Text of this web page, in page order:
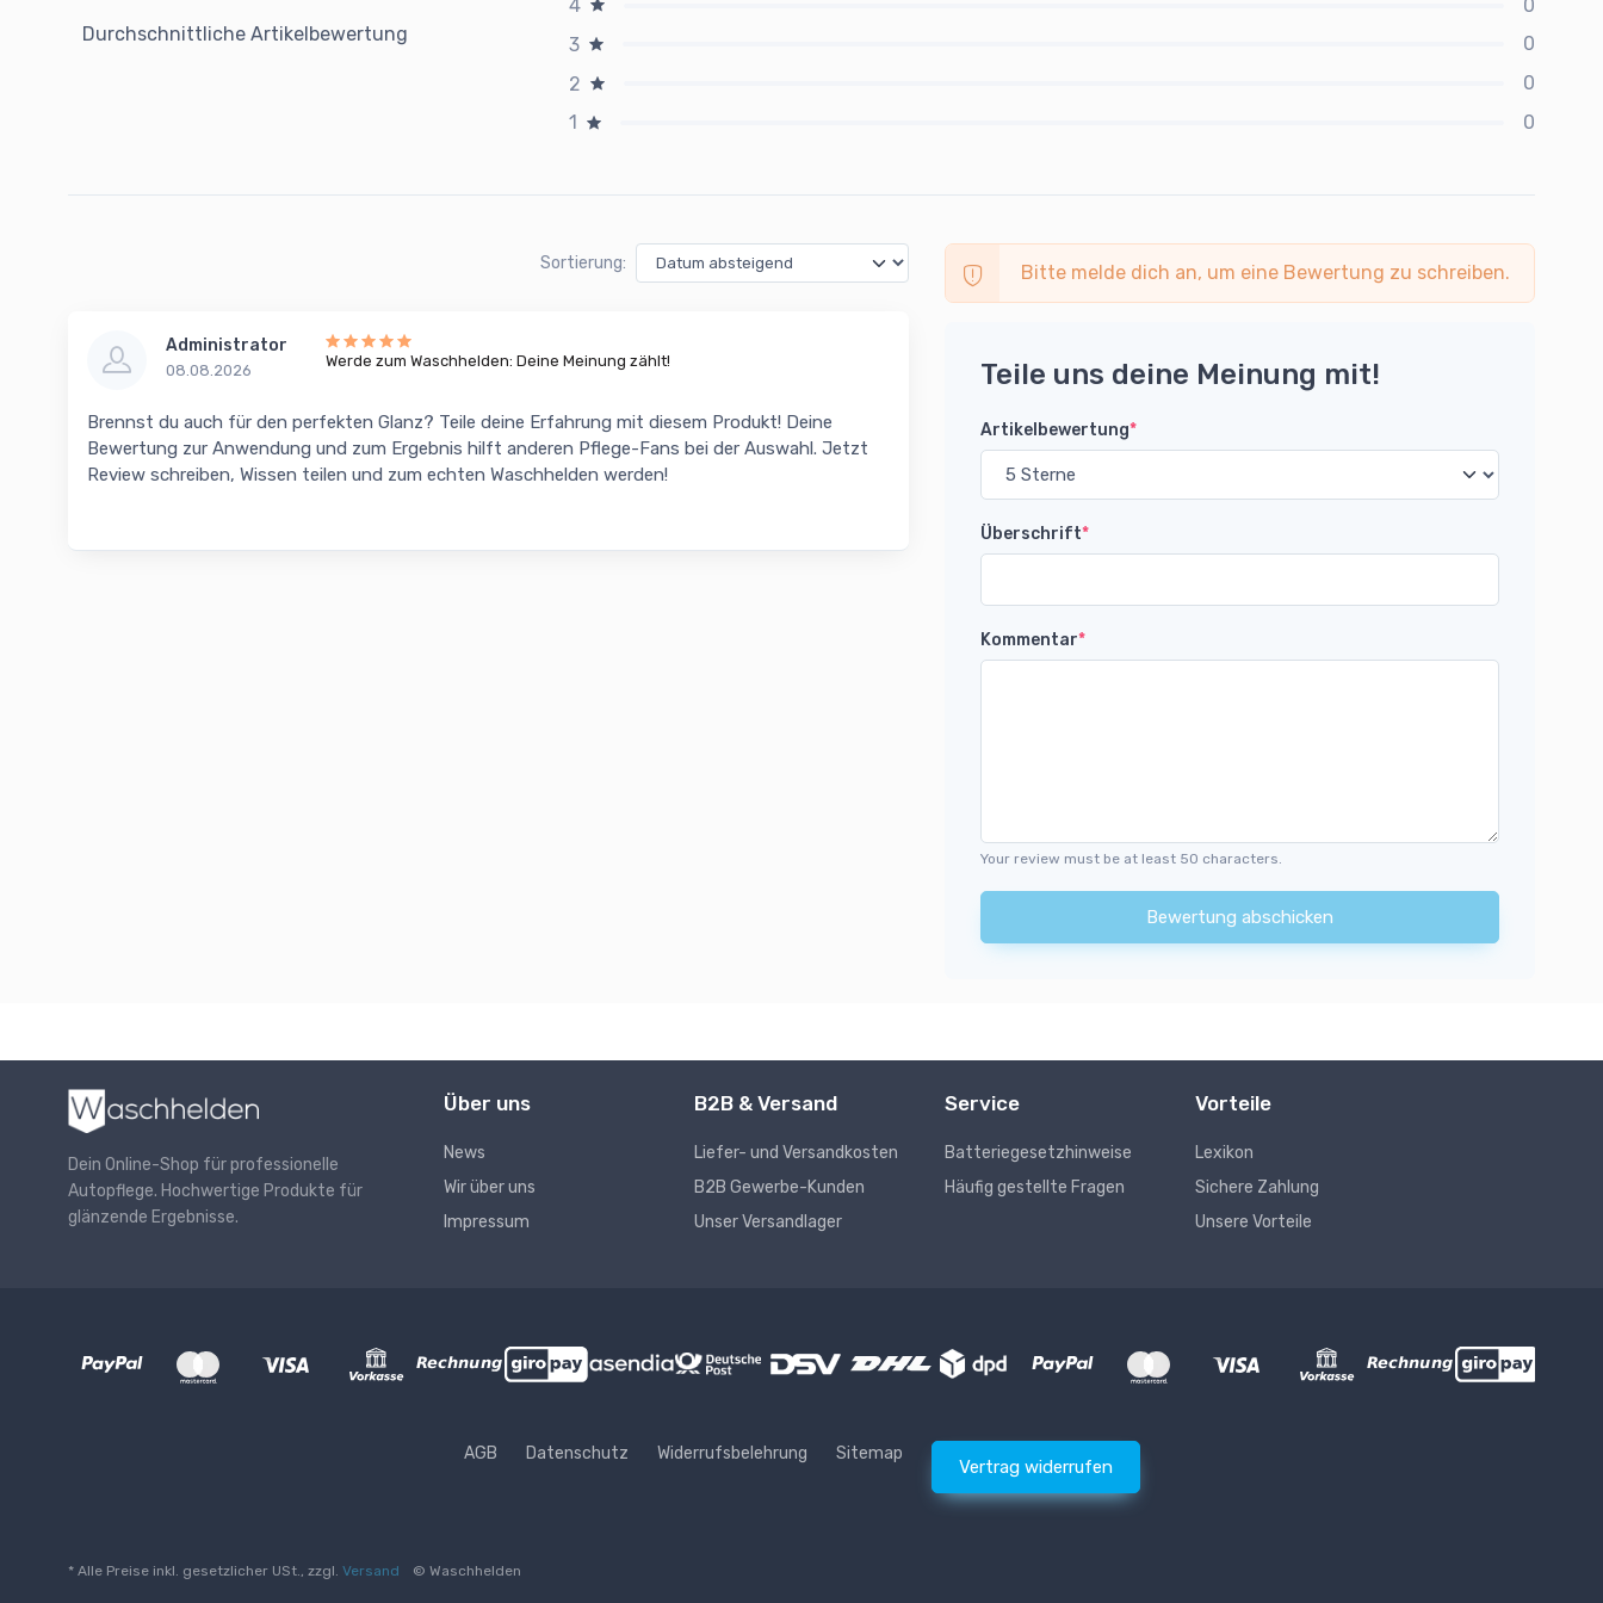
Durchschnittliche Artikelbewertung
4
0
3
0
2
0
1
0
Sortierung:
Administrator
08.08.2026
Werde zum Waschhelden: Deine Meinung zählt!
Brennst du auch für den perfekten Glanz? Teile deine Erfahrung mit diesem Produkt! Deine
Bewertung zur Anwendung und zum Ergebnis hilft anderen Pflege-Fans bei der Auswahl. Jetzt
Review schreiben, Wissen teilen und zum echten Waschhelden werden!
Bitte melde dich an, um eine Bewertung zu schreiben.
Teile uns deine Meinung mit!
Artikelbewertung*
Überschrift*
Kommentar*
Your review must be at least 50 characters.
Bewertung abschicken
Dein Online-Shop für professionelle
Autopflege. Hochwertige Produkte für
glänzende Ergebnisse.
Über uns
News
Wir über uns
Impressum
B2B & Versand
Liefer- und Versandkosten
B2B Gewerbe-Kunden
Unser Versandlager
Service
Batteriegesetzhinweise
Häufig gestellte Fragen
Vorteile
Lexikon
Sichere Zahlung
Unsere Vorteile
AGB Datenschutz Widerrufsbelehrung Sitemap
Vertrag widerrufen
* Alle Preise inkl. gesetzlicher USt., zzgl. Versand © Waschhelden